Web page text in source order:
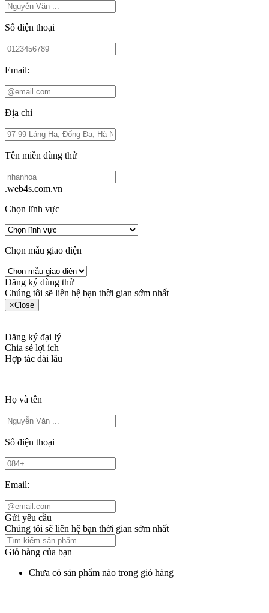
Số điện thoại
Email:
Địa chỉ
Tên miền dùng thử
.web4s.com.vn
Chọn lĩnh vực
Chọn mẫu giao diện
Đăng ký dùng thử
Chúng tôi sẽ liên hệ bạn thời gian sớm nhất
×Close
Đăng ký đại lý
Chia sẻ lợi ích
Hợp tác dài lâu
Họ và tên
Số điện thoại
Email:
Gửi yêu cầu
Chúng tôi sẽ liên hệ bạn thời gian sớm nhất
Giỏ hàng của bạn
Chưa có sản phẩm nào trong giỏ hàng